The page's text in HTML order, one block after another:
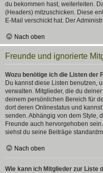
du bekommen hast, weiterleiten.
(Headers) mitzuschicken. Diese
E-Mail verschickt hat. Der
Nach oben
Freunde und ignorierte
Wozu benötige ich die Listen der
Du kannst diese Listen benutzen,
verwalten. Mitglieder, die du
deinem persönlichen Bereich für
dort deren Onlinestatus und
senden. Abhängig von dem Style,
Freunde auch hervorgehoben
siehst du seine Beiträge
Nach oben
Wie kann ich Mitglieder zur Liste